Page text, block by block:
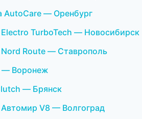
AutoCare — Оренбург
TurboTech — Новосибирск
Route — Ставрополь
— Воронеж
— Брянск
V8 — Волгоград